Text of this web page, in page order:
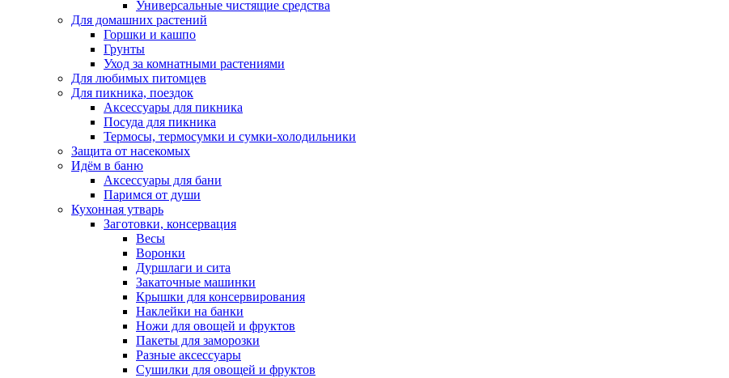
Универсальные чистящие средства
Для домашних растений
Горшки и кашпо
Грунты
Уход за комнатными растениями
Для любимых питомцев
Для пикника, поездок
Аксессуары для пикника
Посуда для пикника
Термосы, термосумки и сумки-холодильники
Защита от насекомых
Идём в баню
Аксессуары для бани
Паримся от души
Кухонная утварь
Заготовки, консервация
Весы
Воронки
Дуршлаги и сита
Закаточные машинки
Крышки для консервирования
Наклейки на банки
Ножи для овощей и фруктов
Пакеты для заморозки
Разные аксессуары
Сушилки для овощей и фруктов